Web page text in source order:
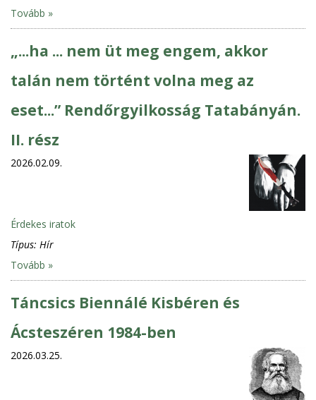
Tovább »
„...ha ... nem üt meg engem, akkor
talán nem történt volna meg az
eset...” Rendőrgyilkosság Tatabányán.
II. rész
2026.02.09.
Érdekes iratok
Típus: Hír
Tovább »
Táncsics Biennálé Kisbéren és
Ácsteszéren 1984-ben
2026.03.25.